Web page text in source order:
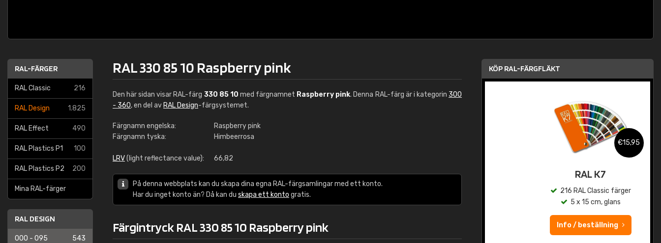
RAL-FÄRGER
RAL Classic 216
RAL Design 1.825
RAL Effect 490
RAL Plastics P1 100
RAL Plastics P2 200
Mina RAL-färger
RAL DESIGN
000 - 095 543
RAL 330 85 10 Raspberry pink
Den här sidan visar RAL-färg 330 85 10 med färgnamnet Raspberry pink. Denna RAL-färg är i kategorin 300
- 360, en del av RAL Design-färgsystemet.
Färgnamn engelska:
Raspberry pink
Färgnamn tyska:
Himbeerrosa
LRV(light reflectance value): 66,82
På denna webbplats kan du skapa dina egna RAL-färgsamlingar med ett konto.
Har du inget konto än? Då kan du skapa ett konto gratis.
Färgintryck RAL 330 85 10 Raspberry pink
KÖP RAL-FÄRGFLÄKT
RAL K7 vattenbaserad
€15,95
RAL K7
216 RAL Classic färger
5 x 15 cm, glans
Info / beställning